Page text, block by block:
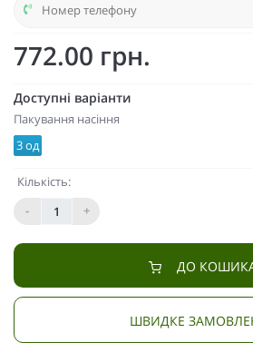
772.00 грн.
Доступні варіанти
Пакування насіння
3 од
Кількість:
-
+
ДО
ШВИДКЕ